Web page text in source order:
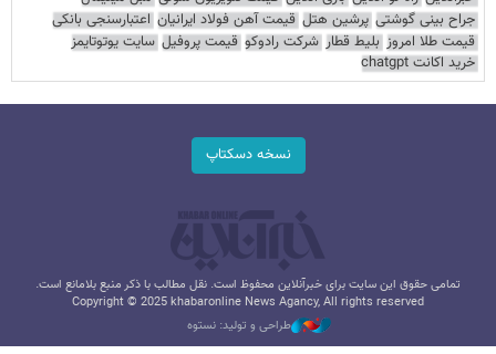
جراح بینی گوشتی پرشین هتل قیمت آهن فولاد ایرانیان اعتبارسنجی بانکی
قیمت طلا امروز بلیط قطار شرکت رادوکو قیمت پروفیل سایت یوتوتایمز
خرید اکانت chatgpt
نسخه دسکتاپ
تمامی حقوق این سایت برای خبرآنلاین محفوظ است. نقل مطالب با ذکر منبع بلامانع است.
Copyright © 2025 khabaronline News Agancy, All rights reserved
طراحی و تولید: نستوه